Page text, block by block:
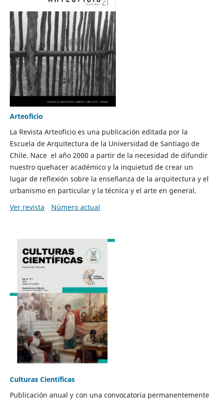
Arteoficio
La Revista Arteoficio es una publicación editada por la
Escuela de Arquitectura de la Universidad de Santiago de
Chile. Nace el año 2000 a partir de la necesidad de difundir
nuestro quehacer académico y la inquietud de crear un
lugar de reflexión sobre la enseñanza de la arquitectura y el
urbanismo en particular y la técnica y el arte en general.
Ver revista
Número actual
Culturas Científicas
Publicación anual y con una convocatoria permanentemente